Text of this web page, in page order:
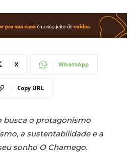
X WhatsApp
Copy URL
busca o protagonismo
a sustentabilidade e a
sonho O Chamego.